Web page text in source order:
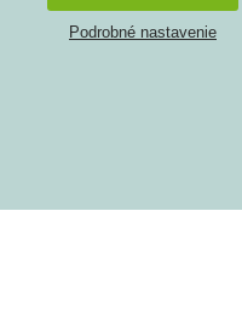
Podrobné nastavenie